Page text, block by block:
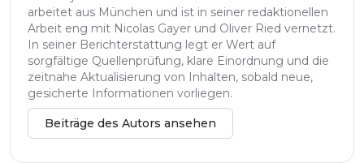
arbeitet aus München und ist in seiner redaktionellen
Arbeit eng mit Nicolas Gayer und Oliver Ried vernetzt.
In seiner Berichterstattung legt er Wert auf
sorgfältige Quellenprüfung, klare Einordnung und die
zeitnahe Aktualisierung von Inhalten, sobald neue,
gesicherte Informationen vorliegen.
Beiträge des Autors ansehen